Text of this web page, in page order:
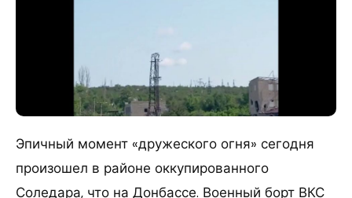
Эпичный момент «дружеского огня» сегодня
произошел в районе оккупированного
Соледара, что на Донбассе. Военный борт ВКС